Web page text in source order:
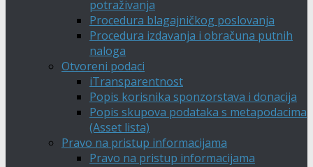
potraživanja
Procedura blagajničkog poslovanja
Procedura izdavanja i obračuna putnih
naloga
Otvoreni podaci
iTransparentnost
Popis korisnika sponzorstava i donacija
Popis skupova podataka s metapodacima
(Asset lista)
Pravo na pristup informacijama
Pravo na pristup informacijama